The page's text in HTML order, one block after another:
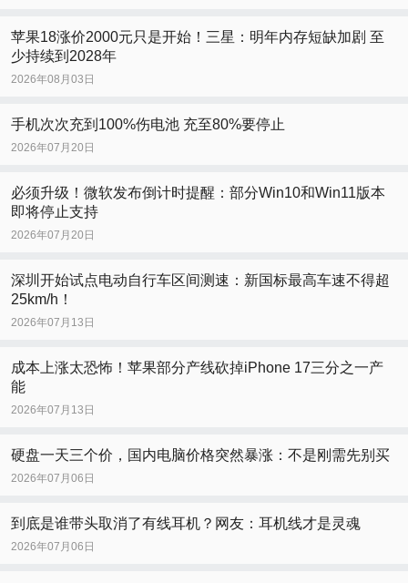
苹果18涨价2000元只是开始！三星：明年内存短缺加剧 至
少持续到2028年
2026年08月03日
手机次次充到100%伤电池 充至80%要停止
2026年07月20日
必须升级！微软发布倒计时提醒：部分Win10和Win11版本
即将停止支持
2026年07月20日
深圳开始试点电动自行车区间测速：新国标最高车速不得超
25km/h！
2026年07月13日
成本上涨太恐怖！苹果部分产线砍掉iPhone 17三分之一产
能
2026年07月13日
硬盘一天三个价，国内电脑价格突然暴涨：不是刚需先别买
2026年07月06日
到底是谁带头取消了有线耳机？网友：耳机线才是灵魂
2026年07月06日